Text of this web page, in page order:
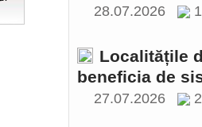
28.07.2026
Localitățile
beneficia de
27.07.2026